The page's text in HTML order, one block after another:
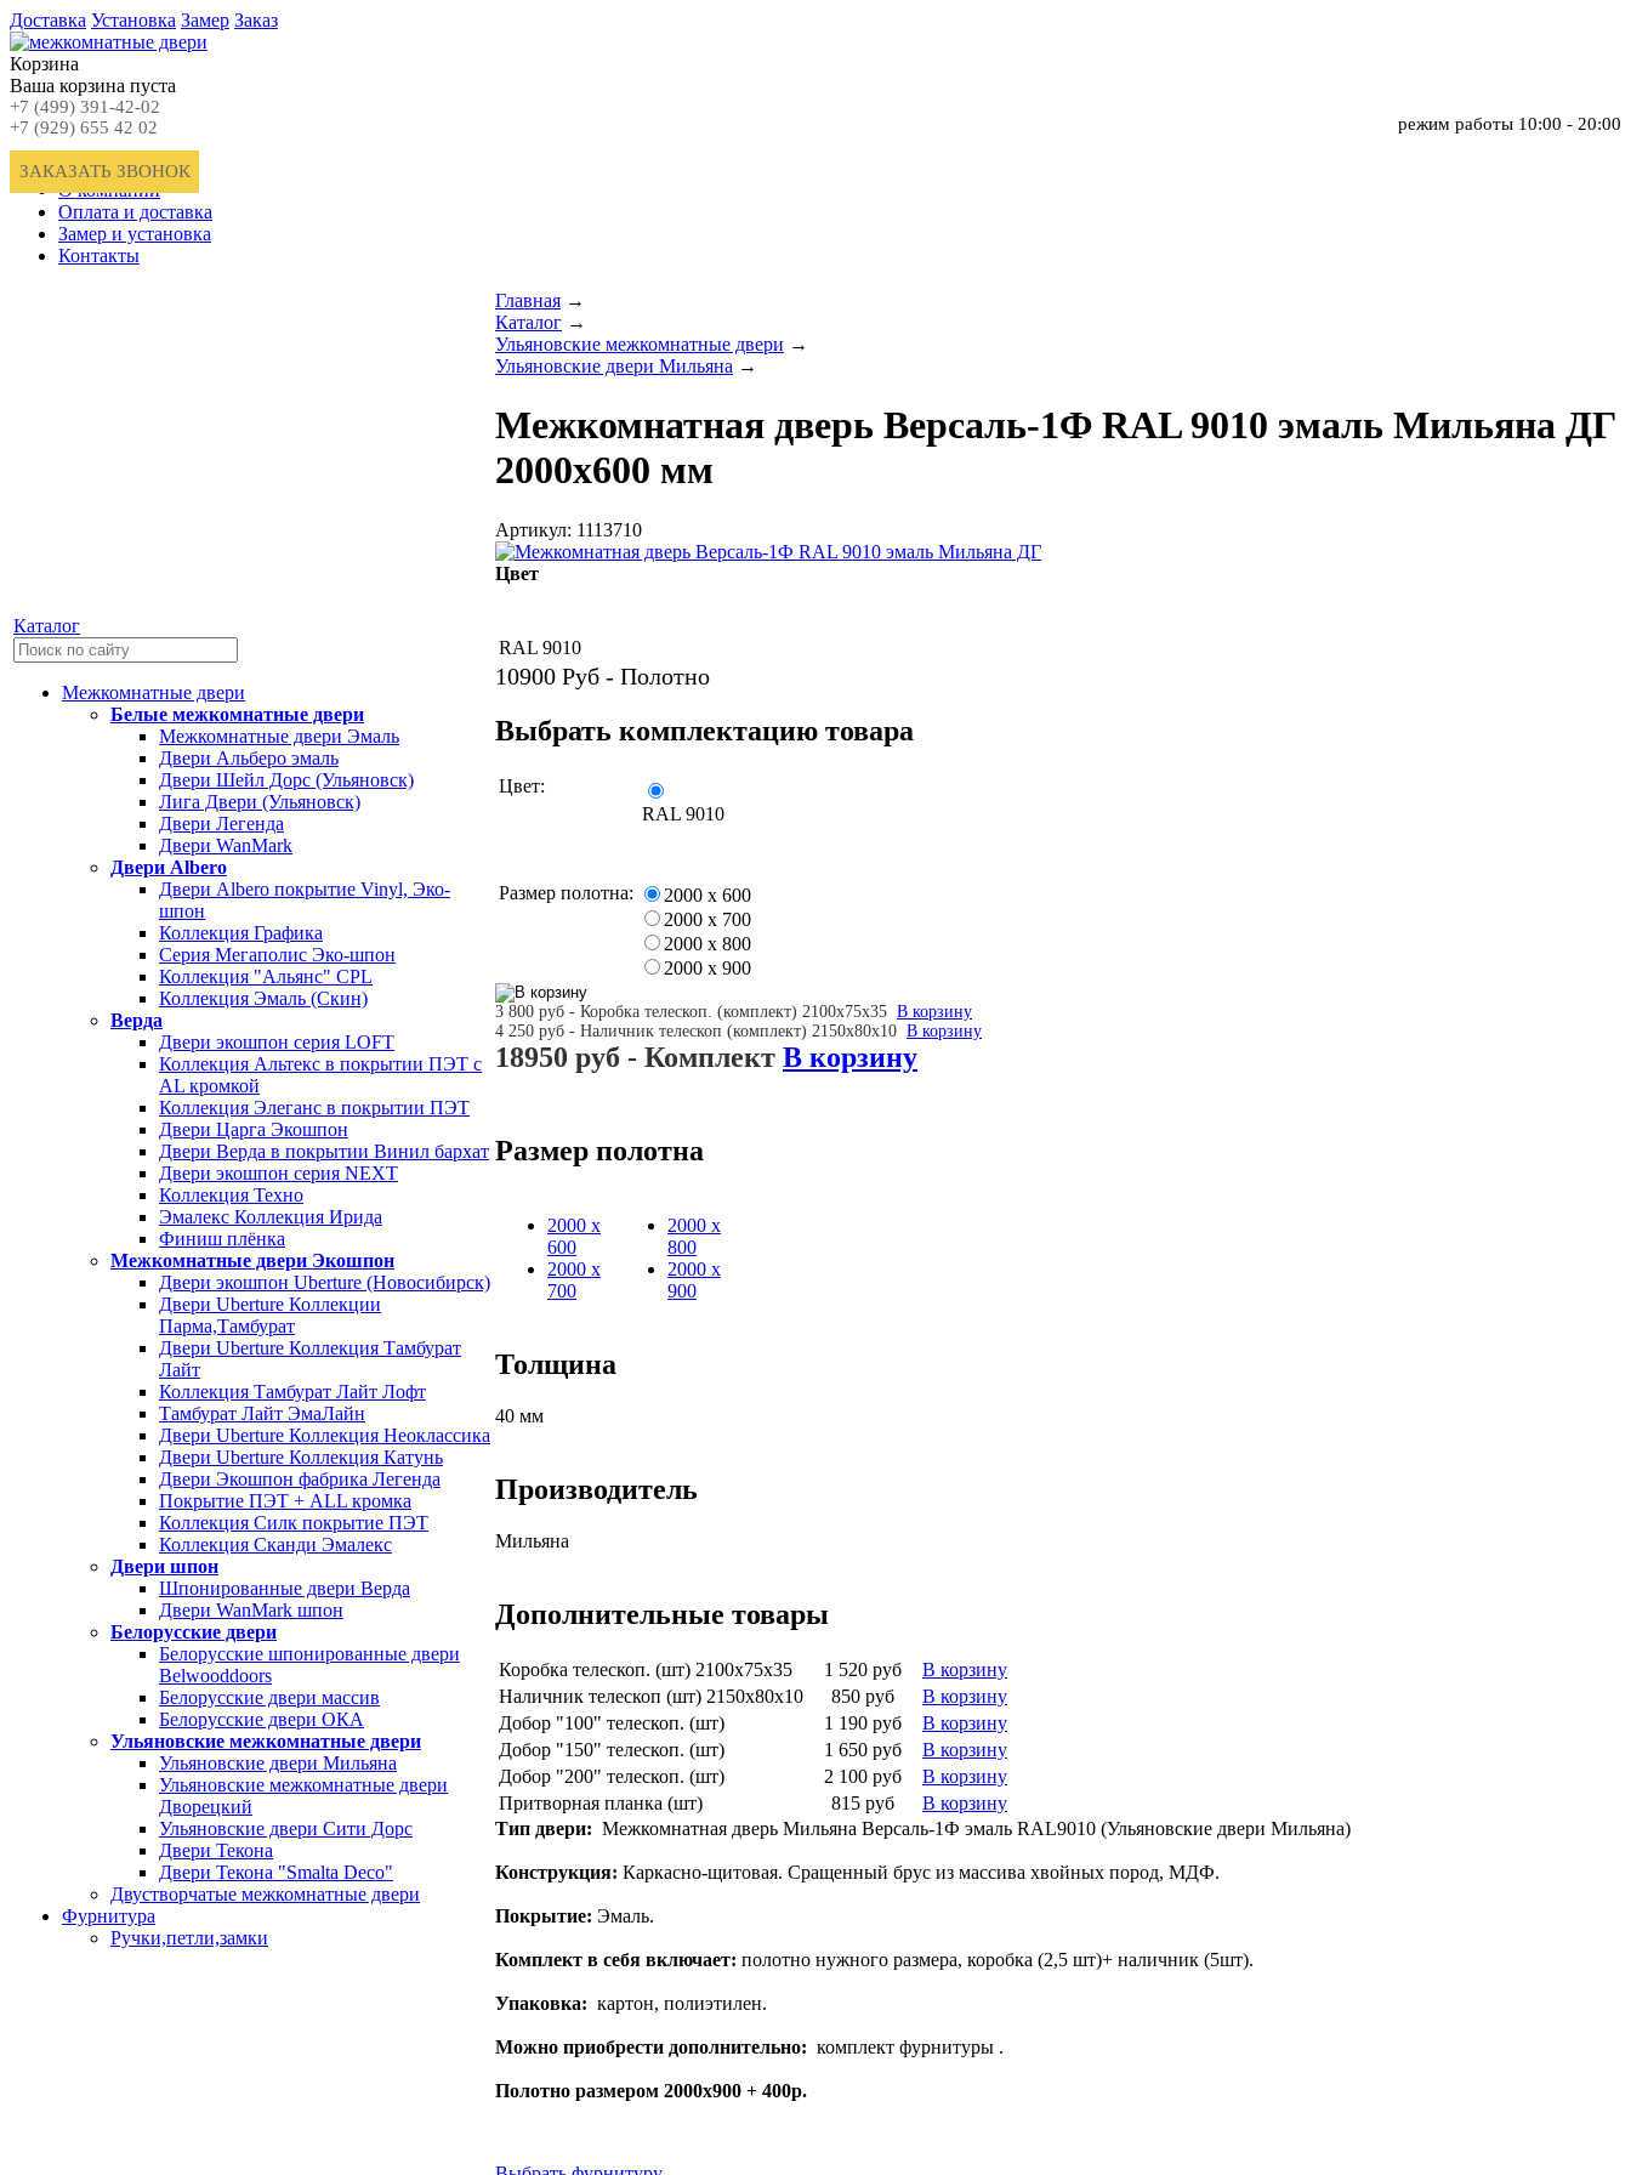
Доставка Установка Замер Заказ
Корзина
Ваша корзина пуста
+7 (499) 391-42-02
+7 (929) 655 42 02
ЗАКАЗАТЬ ЗВОНОК
режим работы 10:00 - 20:00
Главная
О компании
Оплата и доставка
Замер и установка
Контакты
Каталог
Межкомнатные двери
Белые межкомнатные двери
Межкомнатные двери Эмаль
Двери Альберо эмаль
Двери Шейл Дорс (Ульяновск)
Лига Двери (Ульяновск)
Двери Легенда
Двери WanMark
Двери Albero
Двери Albero покрытие Vinyl, Эко-
шпон
Коллекция Графика
Серия Мегаполис Эко-шпон
Коллекция "Альянс" CPL
Коллекция Эмаль (Скин)
Верда
Двери экошпон серия LOFT
Коллекция Альтекс в покрытии ПЭТ с
AL кромкой
Коллекция Элеганс в покрытии ПЭТ
Двери Царга Экошпон
Двери Верда в покрытии Винил бархат
Двери экошпон серия NEXT
Коллекция Техно
Эмалекс Коллекция Ирида
Финиш плёнка
Межкомнатные двери Экошпон
Двери экошпон Uberture (Новосибирск)
Двери Uberture Коллекции
Парма,Тамбурат
Двери Uberture Коллекция Тамбурат
Лайт
Коллекция Тамбурат Лайт Лофт
Тамбурат Лайт ЭмаЛайн
Двери Uberture Коллекция Неоклассика
Двери Uberture Коллекция Катунь
Двери Экошпон фабрика Легенда
Покрытие ПЭТ + ALL кромка
Коллекция Силк покрытие ПЭТ
Коллекция Сканди Эмалекс
Двери шпон
Шпонированные двери Верда
Двери WanMark шпон
Белорусские двери
Белорусские шпонированные двери
Belwooddoors
Белорусские двери массив
Белорусские двери ОКА
Ульяновские межкомнатные двери
Ульяновские двери Мильяна
Ульяновские межкомнатные двери
Дворецкий
Ульяновские двери Сити Дорс
Двери Текона
Двери Текона "Smalta Deco"
Двустворчатые межкомнатные двери
Фурнитура
Ручки,петли,замки
Главная →
Каталог →
Ульяновские межкомнатные двери →
Ульяновские двери Мильяна →
Межкомнатная дверь Версаль-1Ф RAL 9010 эмаль Мильяна ДГ
2000х600 мм
Артикул: 1113710
Цвет
RAL 9010
10900 Руб - Полотно
Выбрать комплектацию товара
Цвет:
RAL 9010
Размер полотна:
2000 х 600
2000 х 700
2000 х 800
2000 х 900
3 800 руб - Коробка телескоп. (комплект) 2100х75х35 В корзину
4 250 руб - Наличник телескоп (комплект) 2150х80х10 В корзину
18950 руб - Комплект В корзину
Размер полотна
2000 х
600
2000 х
700
2000 х
800
2000 х
900
Толщина
40 мм
Производитель
Мильяна
Дополнительные товары
Коробка телескоп. (шт) 2100х75х35 1 520 руб
В корзину
Наличник телескоп (шт) 2150х80х10
850 руб
В корзину
Добор "100" телескоп. (шт)
1 190 руб
В корзину
Добор "150" телескоп. (шт)
1 650 руб
В корзину
Добор "200" телескоп. (шт)
2 100 руб
В корзину
Притворная планка (шт)
815 руб
В корзину
Тип двери: Межкомнатная дверь Мильяна Версаль-1Ф эмаль RAL9010 (Ульяновские двери Мильяна)
Конструкция: Каркасно-щитовая. Сращенный брус из массива хвойных пород, МДФ.
Покрытие: Эмаль.
Комплект в себя включает: полотно нужного размера, коробка (2,5 шт)+ наличник (5шт).
Упаковка: картон, полиэтилен.
Можно приобрести дополнительно: комплект фурнитуры .
Полотно размером 2000x900 + 400р.